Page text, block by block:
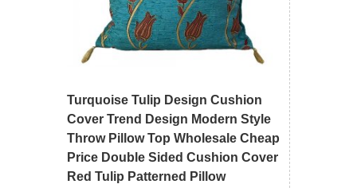
Turquoise Tulip Design Cushion
Cover Trend Design Modern Style
Throw Pillow Top Wholesale Cheap
Price Double Sided Cushion Cover
Red Tulip Patterned Pillow